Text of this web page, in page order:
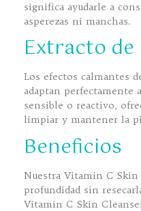
significa ayudarle a
asperezas ni manchas.
Extracto
Los efectos calmantes
adaptan perfectamente
sensible o reactivo,
limpiar y mantener la
Beneficios
Nuestra Vitamin C
profundidad sin
Vitamin C Skin